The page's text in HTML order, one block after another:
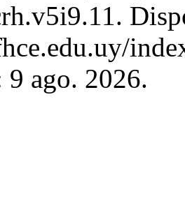
9 ago. 2026.